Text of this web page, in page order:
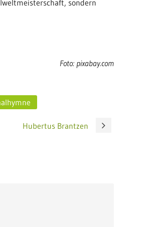
sondern
Foto: pixabay.com
Hubertus Brantzen